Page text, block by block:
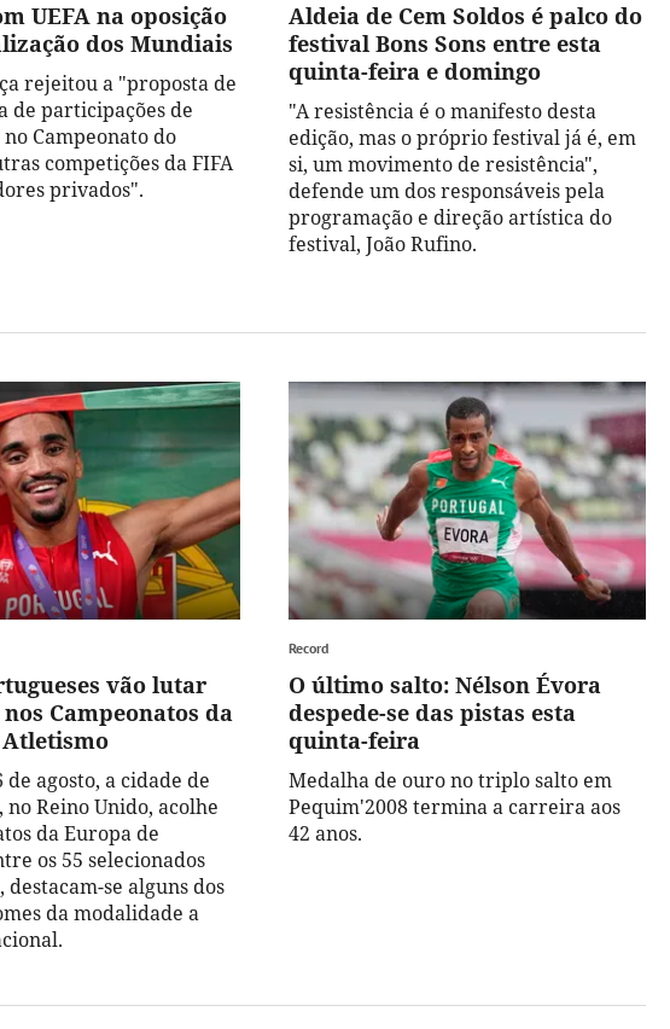
UEFA na oposição
dos Mundiais
rejeitou a "proposta de
de participações de
Campeonato do
competições da FIFA
privados".
Aldeia de Cem Soldos é palco do
festival Bons Sons entre esta
quinta-feira e domingo
"A resistência é o manifesto desta
edição, mas o próprio festival já é, em
si, um movimento de resistência",
defende um dos responsáveis pela
programação e direção artística do
festival, João Rufino.
vão lutar
Campeonatos da
de agosto, a cidade de
Reino Unido, acolhe
da Europa de
os 55 selecionados
se alguns dos
da modalidade a
Record
O último salto: Nélson Évora
despede-se das pistas esta
quinta-feira
Medalha de ouro no triplo salto em
Pequim'2008 termina a carreira aos
42 anos.